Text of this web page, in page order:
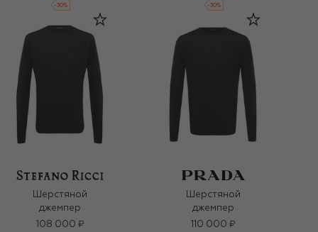
-30% -30%
Шерстяной
джемпер
108 000 ₽
Шерстяной
джемпер
110 000 ₽